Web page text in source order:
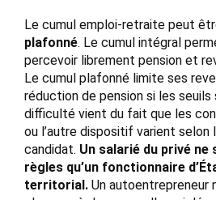
Le cumul emploi-retraite peut
plafonné. Le cumul intégral
percevoir librement pension et
Le cumul plafonné limite ses
réduction de pension si les
difficulté vient du fait que les
ou l’autre dispositif varient selon
candidat. Un salarié du privé ne
règles qu’un fonctionnaire
territorial. Un autoentrepreneur